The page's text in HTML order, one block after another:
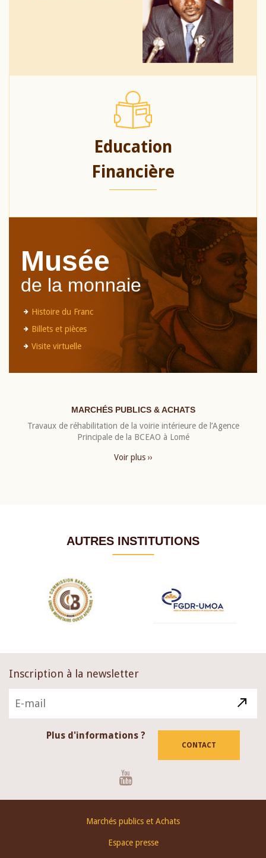
Education
Financière
Musée
de la monnaie
Histoire du Franc
Billets et pièces
Visite virtuelle
MARCHÉS PUBLICS & ACHATS
Travaux de réhabilitation de la voirie intérieure de l’Agence
Principale de la BCEAO à Lomé
Voir plus ››
AUTRES INSTITUTIONS
Inscription à la newsletter
Plus d'informations ?
CONTACT
Marchés publics et Achats
Espace presse